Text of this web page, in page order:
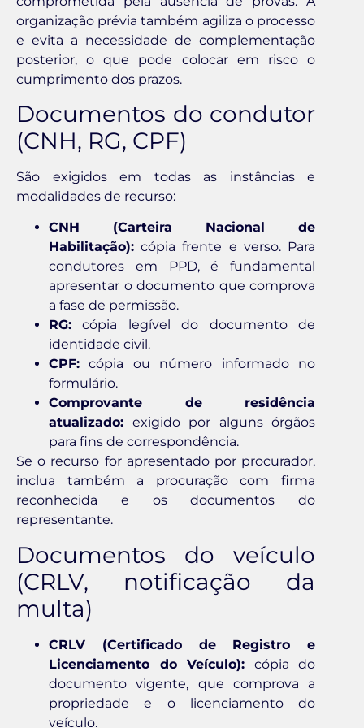
organização prévia também agiliza o processo
e evita a necessidade de complementação
posterior, o que pode colocar em risco o
cumprimento dos prazos.
Documentos do condutor
(CNH, RG, CPF)
São exigidos em todas as instâncias e
modalidades de recurso:
CNH (Carteira Nacional de
Habilitação): cópia frente e verso. Para
condutores em PPD, é fundamental
apresentar o documento que comprova
a fase de permissão.
RG: cópia legível do documento de
identidade civil.
CPF: cópia ou número informado no
formulário.
Comprovante de residência
atualizado: exigido por alguns órgãos
para fins de correspondência.
Se o recurso for apresentado por procurador,
inclua também a procuração com firma
reconhecida e os documentos do
representante.
Documentos do veículo
(CRLV, notificação da
multa)
CRLV (Certificado de Registro e
Licenciamento do Veículo): cópia do
documento vigente, que comprova a
propriedade e o licenciamento do
veículo.